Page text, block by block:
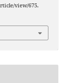
view/675.